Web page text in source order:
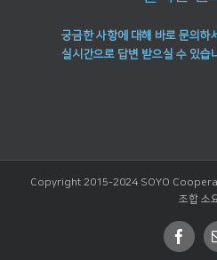
궁금한 사항에 대해 바로 문의하
실시간으로 답변 받으실 수 있습
Copyright 2015-2024 SOYO
조합 소